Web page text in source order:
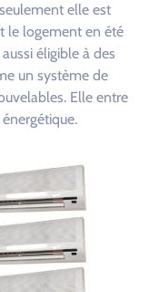
elle est
le logement en été
éligible à des
un système de
Elle entre